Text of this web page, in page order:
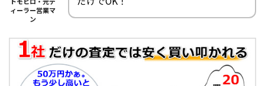
ィーラー営業マ
ン